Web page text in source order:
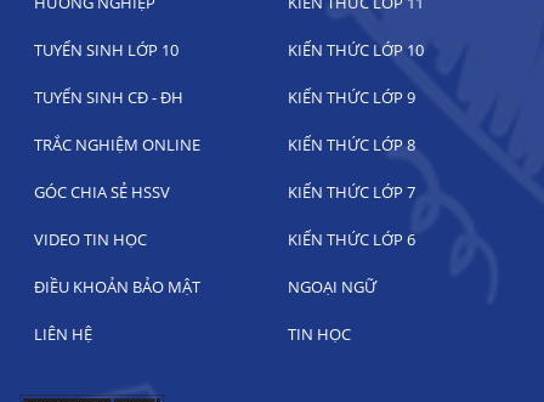
TUYỂN SINH LỚP 10 KIẾN THỨC LỚP 10
TUYỂN SINH CĐ - ĐH KIẾN THỨC LỚP 9
TRẮC NGHIỆM ONLINE KIẾN THỨC LỚP 8
GÓC CHIA SẺ HSSV KIẾN THỨC LỚP 7
VIDEO TIN HỌC KIẾN THỨC LỚP 6
ĐIỀU KHOẢN BẢO MẬT NGOẠI NGỮ
LIÊN HỆ TIN HỌC